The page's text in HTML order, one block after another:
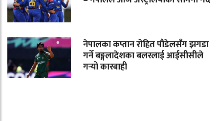
नेपालका कप्तान रोहित पौडेलसँग झगडा
गर्ने बङ्गलादेशका बलरलाई आईसीसीले
गर्‍यो कारबाही